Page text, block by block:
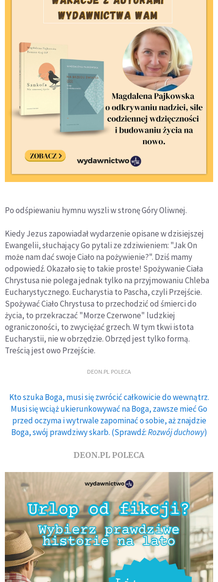
Po odśpiewaniu hymnu wyszli w stronę Góry Oliwnej.
Kiedy Jezus zapowiadał wydarzenie opisane w dzisiejszej
Ewangelii, słuchający Go pytali ze zdziwieniem: "Jak On
może nam dać swoje Ciało na pożywienie?". Dziś mamy
odpowiedź. Okazało się to takie proste! Spożywanie Ciała
Chrystusa nie polega jednak tylko na przyjmowaniu Chleba
Eucharystycznego. Eucharystia to Pascha, czyli Przejście.
Spożywać Ciało Chrystusa to przechodzić od śmierci do
życia, to przekraczać "Morze Czerwone" ludzkiej
ograniczoności, to zwyciężać grzech. W tym tkwi istota
Eucharystii, nie w obrzędzie. Obrzęd jest tylko formą.
Treścią jest owo Przejście.
DEON.PL POLECA
Kto szuka Boga, musi się zwrócić całkowicie do wewnątrz.
Musi się wciąż ukierunkowywać na Boga, zawsze mieć Go
przed oczyma i wytrwale zapominać o sobie, aż znajdzie
Boga, swój prawdziwy skarb. (Sprawdź:Rozwój duchowy)
DEON.PL POLECA